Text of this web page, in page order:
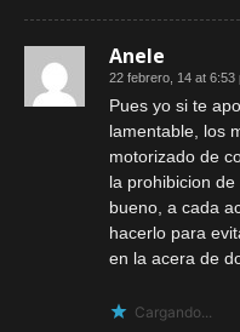
Anele
22 febrero, 14 at 6:53
Pues yo si te
lamentable, los
motorizado de
la prohibicion
bueno, a cada
hacerlo para
en la acera de
Cargando...